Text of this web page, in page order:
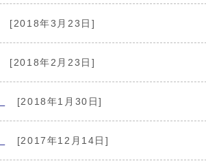
[2018年3月23日]
[2018年2月23日]
[2018年1月30日]
[2017年12月14日]